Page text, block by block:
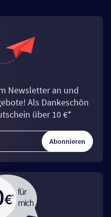
Newsletter an und
Als Dankeschön
über 10 €*
Abonnieren